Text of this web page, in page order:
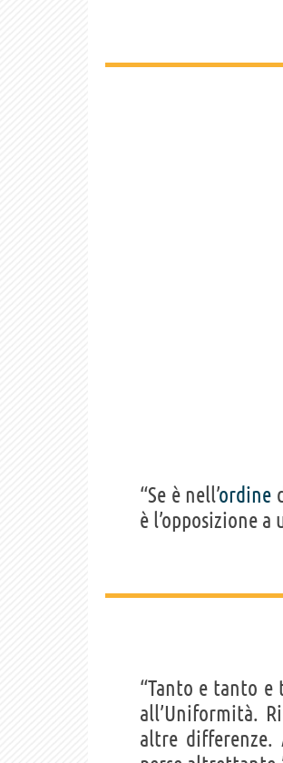
“Se è nell’ordine
è l’opposizione
“Tanto e tanto
all’Uniformità.
altre differenze.